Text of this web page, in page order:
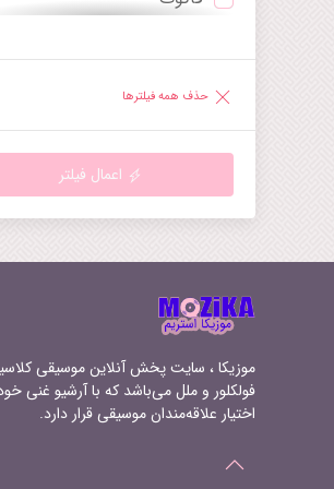
راپسودی
رقص
روندو
سرناد
سمفونی
سوئیت
سونات
سوناتینا
ساکسوفون
هارپ
ماندولین
ارگ‌کلیسا
سوپرانو
تنور
باریتون
حذف همه فیلترها
اعمال فیلتر
موزیکا ، سایت پخش آنلاین موسیقی
فولکلور و ملل می‌باشد که با آرشیو غنی
اختیار علاقه‌مندان موسیقی قرار دارد.